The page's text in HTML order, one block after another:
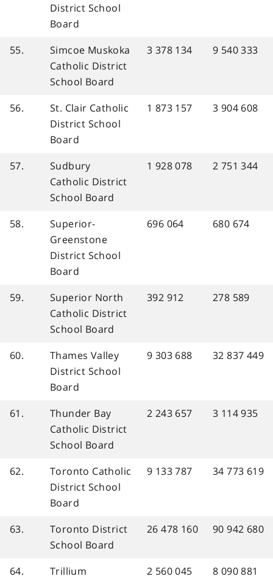
District School
Board
55.
Simcoe Muskoka
Catholic District
School Board
3 378 134 9 540 333
56.
St. Clair Catholic
District School
Board
1 873 157 3 904 608
57.
Sudbury
Catholic District
School Board
1 928 078 2 751 344
58.
Superior-
Greenstone
District School
Board
696 064 680 674
59.
Superior North
Catholic District
School Board
392 912 278 589
60.
Thames Valley
District School
Board
9 303 688 32 837 449
61.
Thunder Bay
Catholic District
School Board
2 243 657 3 114 935
62.
Toronto Catholic
District School
Board
9 133 787 34 773 619
63.
Toronto District
School Board
26 478 160 90 942 680
64.
Trillium
2 560 045 8 090 881